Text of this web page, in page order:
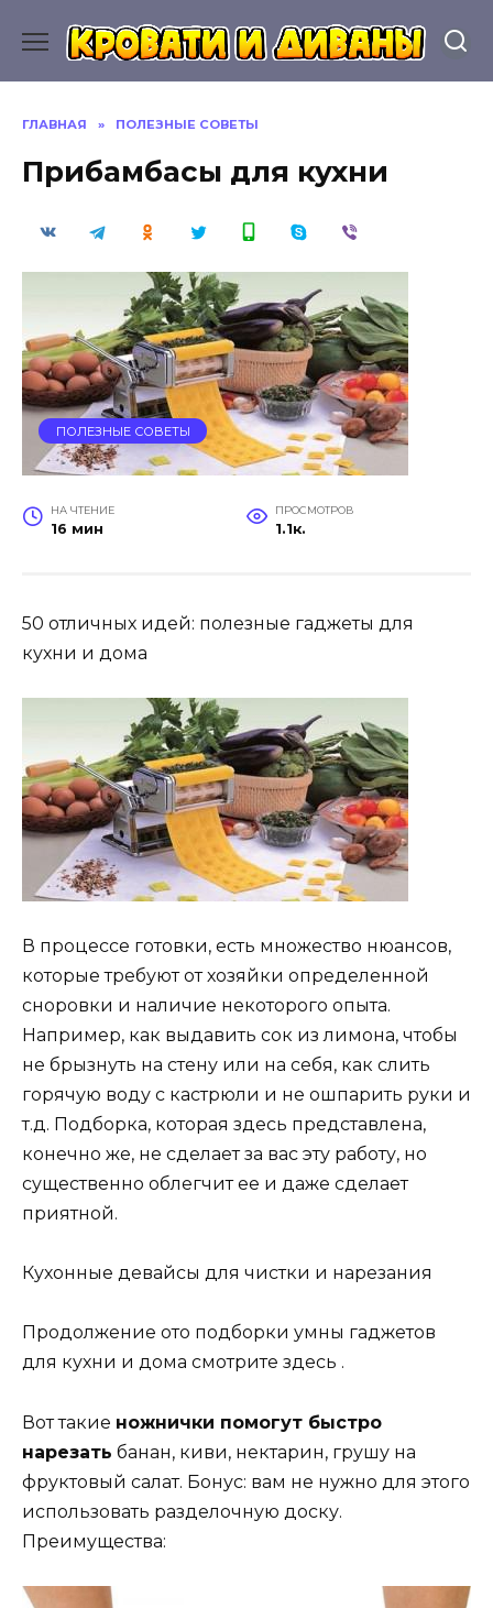
содержанию
ГЛАВНАЯ » ПОЛЕЗНЫЕ СОВЕТЫ
Прибамбасы для кухни
ПОЛЕЗНЫЕ СОВЕТЫ
НА ЧТЕНИЕ
16 мин
ПРОСМОТРОВ
1.1к.
50 отличных идей: полезные гаджеты для
кухни и дома
В процессе готовки, есть множество нюансов,
которые требуют от хозяйки определенной
сноровки и наличие некоторого опыта.
Например, как выдавить сок из лимона, чтобы
не брызнуть на стену или на себя, как слить
горячую воду с кастрюли и не ошпарить руки и
т.д. Подборка, которая здесь представлена,
конечно же, не сделает за вас эту работу, но
существенно облегчит ее и даже сделает
приятной.
Кухонные девайсы для чистки и нарезания
Продолжение ото подборки умны гаджетов
для кухни и дома смотрите здесь .
Вот такие ножнички помогут быстро
нарезать банан, киви, нектарин, грушу на
фруктовый салат. Бонус: вам не нужно для этого
использовать разделочную доску.
Преимущества: